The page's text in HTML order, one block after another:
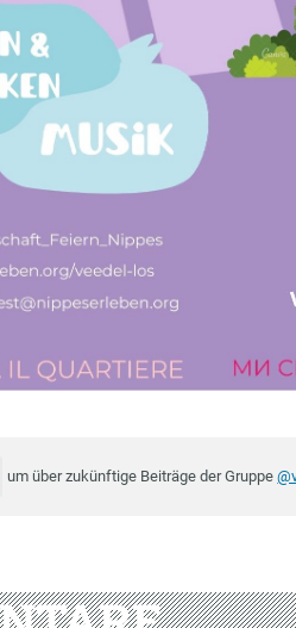
um über zukünftige Beiträge der Gruppe